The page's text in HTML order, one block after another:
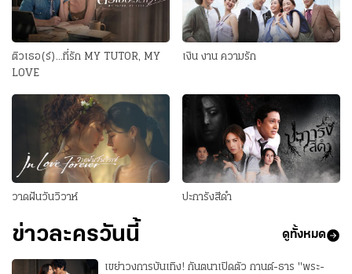
ติวเธอ(ร์)...ที่รัก MY TUTOR, MY
LOVE
เงิน งาน ความรัก
วาดฝันวันวิวาห์ ปะการังสีดำ
ข่าวละครวันนี้ ดูทั้งหมด
เขย่าวงการบันเทิง! กันตนาเปิดตัว กานต์-ธาร "พระ-